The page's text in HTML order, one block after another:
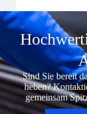
Sind Sie bereit
heben?
gemeinsam